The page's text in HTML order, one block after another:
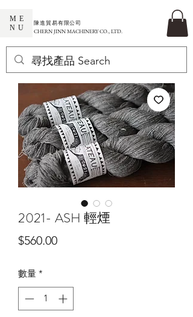
ME
NU
​陳進貿易有限公司
CHERN JINN MACHINERY CO., LTD.
2021- ASH 輕煙
$560.00價
數量 *